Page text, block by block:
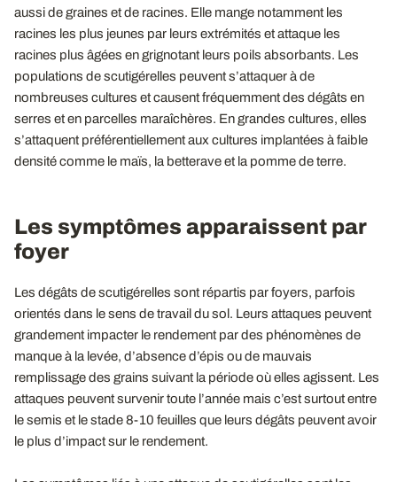
aussi de graines et de racines. Elle mange notamment les
racines les plus jeunes par leurs extrémités et attaque les
racines plus âgées en grignotant leurs poils absorbants. Les
populations de scutigérelles peuvent s’attaquer à de
nombreuses cultures et causent fréquemment des dégâts en
serres et en parcelles maraîchères. En grandes cultures, elles
s’attaquent préférentiellement aux cultures implantées à faible
densité comme le maïs, la betterave et la pomme de terre.
Les symptômes apparaissent par
foyer
Les dégâts de scutigérelles sont répartis par foyers, parfois
orientés dans le sens de travail du sol. Leurs attaques peuvent
grandement impacter le rendement par des phénomènes de
manque à la levée, d’absence d’épis ou de mauvais
remplissage des grains suivant la période où elles agissent. Les
attaques peuvent survenir toute l’année mais c’est surtout entre
le semis et le stade 8-10 feuilles que leurs dégâts peuvent avoir
le plus d’impact sur le rendement.